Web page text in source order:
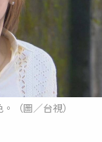
（圖／台視）